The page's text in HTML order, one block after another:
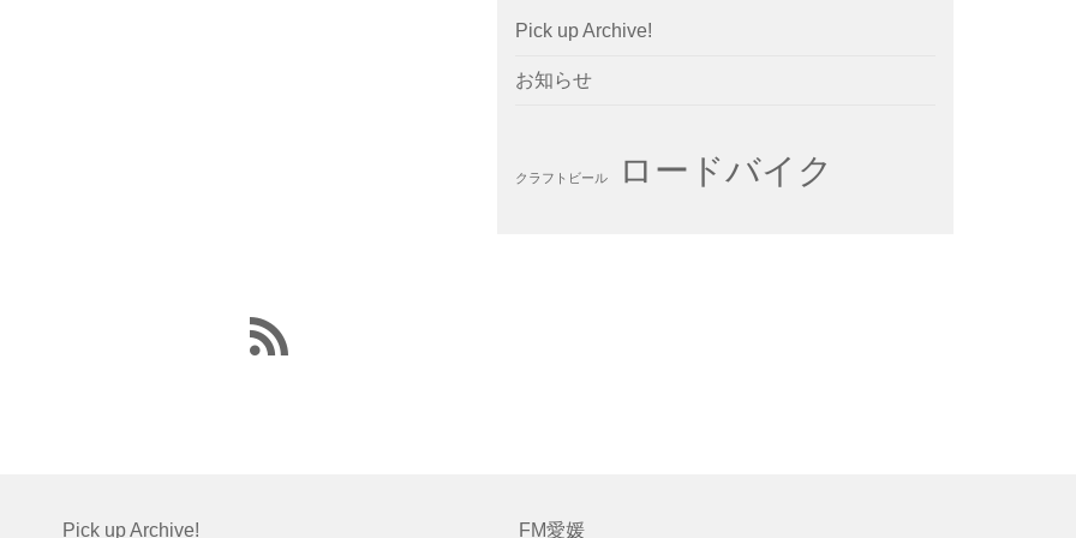
Pick up Archive!
お知らせ
クラフトビール ロードバイク
Pick up Archive! FM愛媛